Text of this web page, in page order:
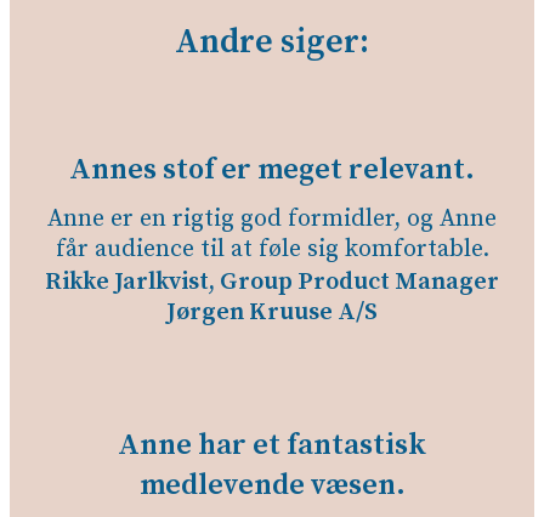
Andre siger:
Annes stof er meget relevant.
Anne er en rigtig god formidler, og Anne
får audience til at føle sig komfortable.
Rikke Jarlkvist, Group Product Manager
Jørgen Kruuse A/S
Anne har et fantastisk
medlevende væsen.